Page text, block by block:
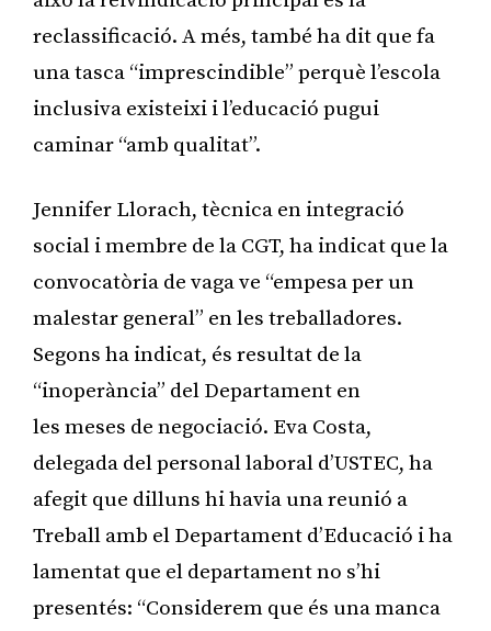
reclassificació. A més, també ha dit que fa
una tasca “imprescindible” perquè l’escola
inclusiva existeixi i l’educació pugui
caminar “amb qualitat”.
Jennifer Llorach, tècnica en integració
social i membre de la CGT, ha indicat que la
convocatòria de vaga ve “empesa per un
malestar general” en les treballadores.
Segons ha indicat, és resultat de la
“inoperància” del Departament en
les meses de negociació. Eva Costa,
delegada del personal laboral d’USTEC, ha
afegit que dilluns hi havia una reunió a
Treball amb el Departament d’Educació i ha
lamentat que el departament no s’hi
presentés: “Considerem que és una manca